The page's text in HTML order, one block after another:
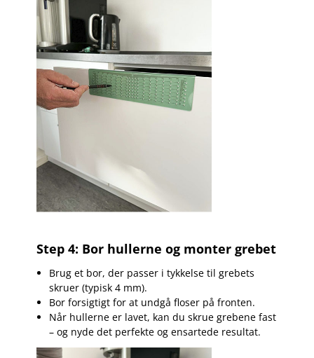
Step 4: Bor hullerne og monter grebet
Brug et bor, der passer i tykkelse til grebets
skruer (typisk 4 mm).
Bor forsigtigt for at undgå floser på fronten.
Når hullerne er lavet, kan du skrue grebene fast
– og nyde det perfekte og ensartede resultat.